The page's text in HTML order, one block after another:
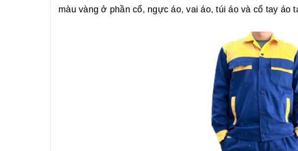
màu vàng ở phần cổ, ngực áo, vai áo, túi áo và cổ tay áo